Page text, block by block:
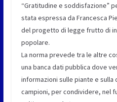
“Gratitudine e soddisfazione”
stata espressa da Francesca
del progetto di legge frutto di
popolare.
La norma prevede tra le altre
una banca dati pubblica dove
informazioni sulle piante e sulla
campioni, per condividere, nel